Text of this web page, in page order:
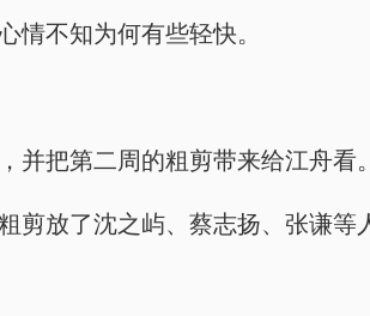
情不知为何有些轻快。
并把第二周的粗剪带来给江舟看。
放了沈之屿、蔡志扬、张谦等